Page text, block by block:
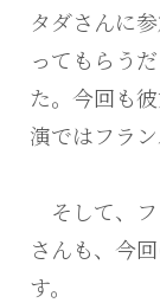
タダさんに
ってもらう
た。今回も
演ではフラ
そして、フ
さんも、今
す。